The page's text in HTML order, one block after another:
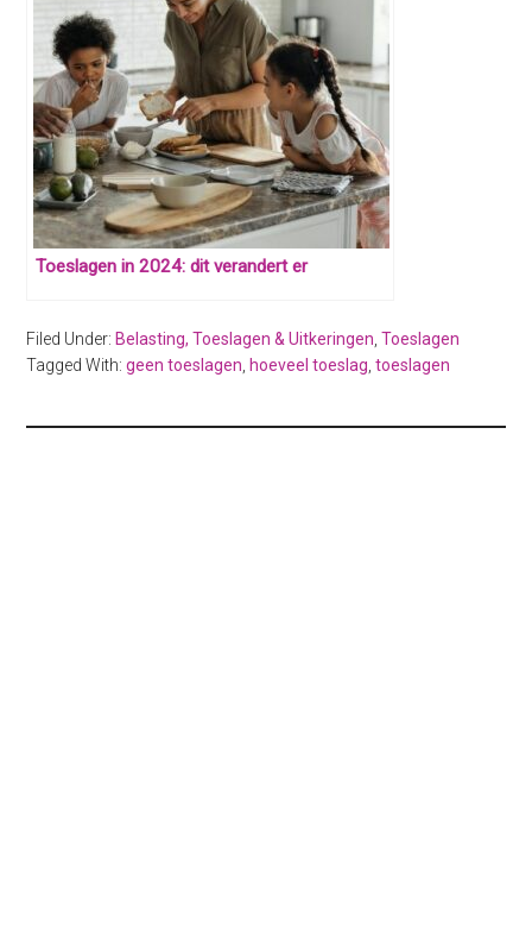
Toeslagen in 2024: dit verandert er
Filed Under: Belasting, Toeslagen & Uitkeringen ,Toeslagen
Tagged With:geen toeslagen hoeveel toeslag ,toeslagen